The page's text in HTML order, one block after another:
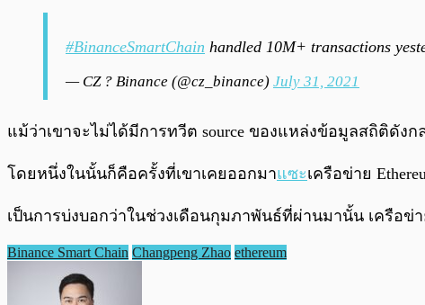
#BinanceSmartChain handled 10M+ transactions
— CZ ? Binance (@cz_binance) July 31, 2021
แม้ว่าเขาจะไม่ได้มีการทวีต source ของแหล่งข้อมูลสถิติดั
โดยหนึ่งในนั้นก็คือครั้งที่เขาเคยออกมาแซะเครือข่าย
เป็นการบ่งบอกว่าในช่วงเดือนกุมภาพันธ์ที่ผ่านมานั้น เครือ
Binance Smart Chain Changpeng Zhao ethereum